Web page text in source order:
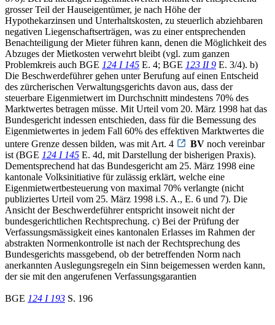
grosser Teil der Hauseigentümer, je nach Höhe der
Hypothekarzinsen und Unterhaltskosten, zu steuerlich abziehbaren
negativen Liegenschaftserträgen, was zu einer entsprechenden
Benachteiligung der Mieter führen kann, denen die Möglichkeit des
Abzuges der Mietkosten verwehrt bleibt (vgl. zum ganzen
Problemkreis auch BGE 124 I 145 E. 4; BGE 123 II 9 E. 3/4). b)
Die Beschwerdeführer gehen unter Berufung auf einen Entscheid
des zürcherischen Verwaltungsgerichts davon aus, dass der
steuerbare Eigenmietwert im Durchschnitt mindestens 70% des
Marktwertes betragen müsse. Mit Urteil vom 20. März 1998 hat das
Bundesgericht indessen entschieden, dass für die Bemessung des
Eigenmietwertes in jedem Fall 60% des effektiven Marktwertes die
untere Grenze dessen bilden, was mit Art. 4
BV noch vereinbar
ist (BGE 124 I 145 E. 4d, mit Darstellung der bisherigen Praxis).
Dementsprechend hat das Bundesgericht am 25. März 1998 eine
kantonale Volksinitiative für zulässig erklärt, welche eine
Eigenmietwertbesteuerung von maximal 70% verlangte (nicht
publiziertes Urteil vom 25. März 1998 i.S. A., E. 6 und 7). Die
Ansicht der Beschwerdeführer entspricht insoweit nicht der
bundesgerichtlichen Rechtsprechung. c) Bei der Prüfung der
Verfassungsmässigkeit eines kantonalen Erlasses im Rahmen der
abstrakten Normenkontrolle ist nach der Rechtsprechung des
Bundesgerichts massgebend, ob der betreffenden Norm nach
anerkannten Auslegungsregeln ein Sinn beigemessen werden kann,
der sie mit den angerufenen Verfassungsgarantien
BGE 124 I 193 S. 196